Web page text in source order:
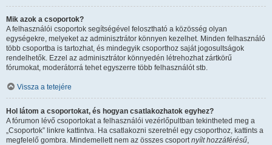
Mik azok a csoportok?
A felhasználói csoportok segítségével felosztható a közösség olyan
egységekre, melyeket az adminisztrátor könnyen kezelhet. Minden felhasználó
több csoportba is tartozhat, és mindegyik csoporthoz saját jogosultságok
rendelhetők. Ezzel az adminisztrátor könnyedén létrehozhat zártkörű
fórumokat, moderátorrá tehet egyszerre több felhasználót stb.
Vissza a tetejére
Hol látom a csoportokat, és hogyan csatlakozhatok egyhez?
A fórumon lévő csoportokat a felhasználói vezérlőpultban tekintheted meg a
„Csoportok” linkre kattintva. Ha csatlakozni szeretnél egy csoporthoz, kattints a
megfelelő gombra. Mindemellett nem az összes csoportnyílt hozzáférésű,